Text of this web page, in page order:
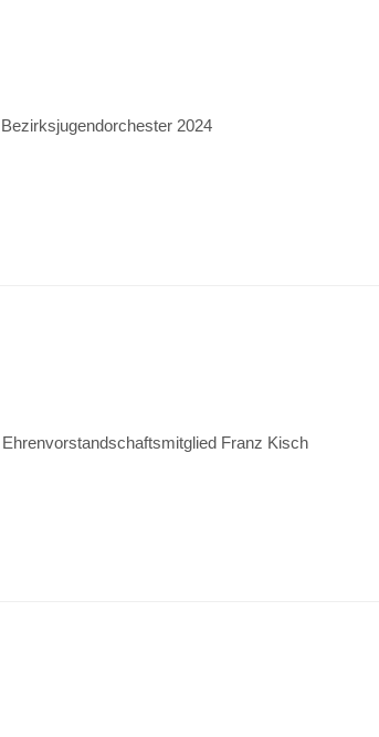
2024
Franz Kisch